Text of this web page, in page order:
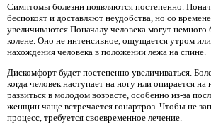
Симптомы болезни появляются постепенно.
беспокоят и доставляют неудобства, но со
увеличиваются.Поначалу человека могут немного
колене. Оно не интенсивное, ощущается утром или
нахождения человека в положении лежа на спине.
Дискомфорт будет постепенно увеличиваться.
когда человек наступает на ногу или опирается
развиться в молодом возрасте, особенно из-за
женщин чаще встречается гонартроз. Чтобы не
процесс, требуется своевременное лечение.